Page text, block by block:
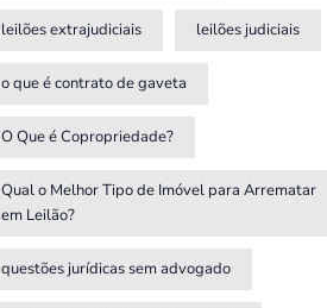
leilões extrajudiciais leilões judiciais
o que é contrato de gaveta
O Que é Copropriedade?
Qual o Melhor Tipo de Imóvel para Arrematar
em Leilão?
questões jurídicas sem advogado